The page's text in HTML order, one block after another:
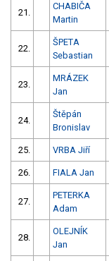
21.
CHABIČA
Martin
22.
ŠPETA
Sebastian
23.
MRÁZEK
Jan
24.
Štěpán
Bronislav
25. VRBA Jiří
26. FIALA Jan
27.
PETERKA
Adam
28.
OLEJNÍK
Jan